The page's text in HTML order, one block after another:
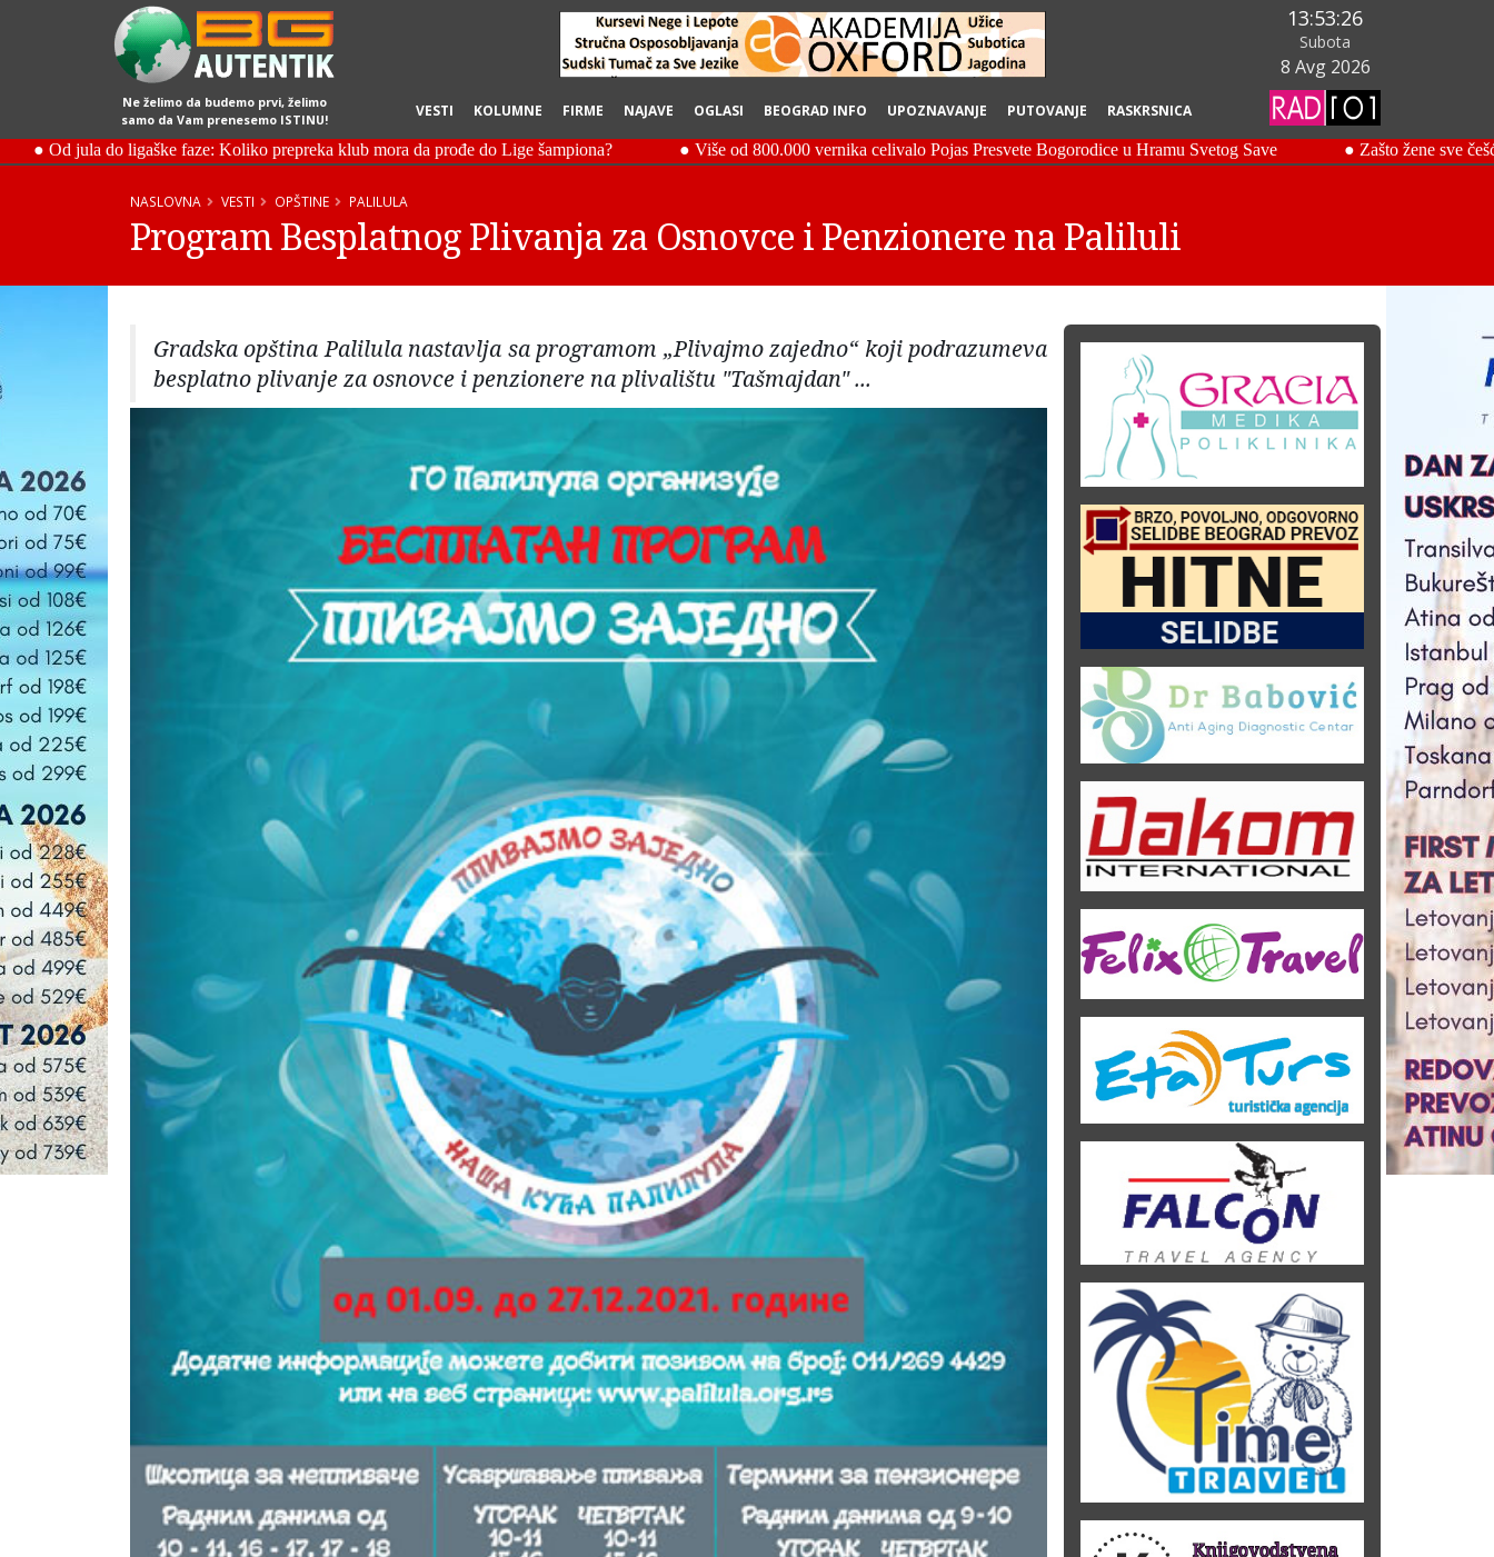
Ne želimo da budemo prvi, želimo
samo da Vam prenesemo ISTINU!
VESTI KOLUMNE FIRME NAJAVE OGLASI BEOGRAD INFO UPOZNAVANJE PUTOVANJE RASKRSNICA
13:53:27
Subota
8 Avg 2026
NASLOVNA VESTI OPŠTINE PALILULA
Program Besplatnog Plivanja za Osnovce i Penzionere na Paliluli
Gradska opština Palilula nastavlja sa programom „Plivajmo zajedno“ koji podrazumeva
besplatno plivanje za osnovce i penzionere na plivalištu "Tašmajdan" ...